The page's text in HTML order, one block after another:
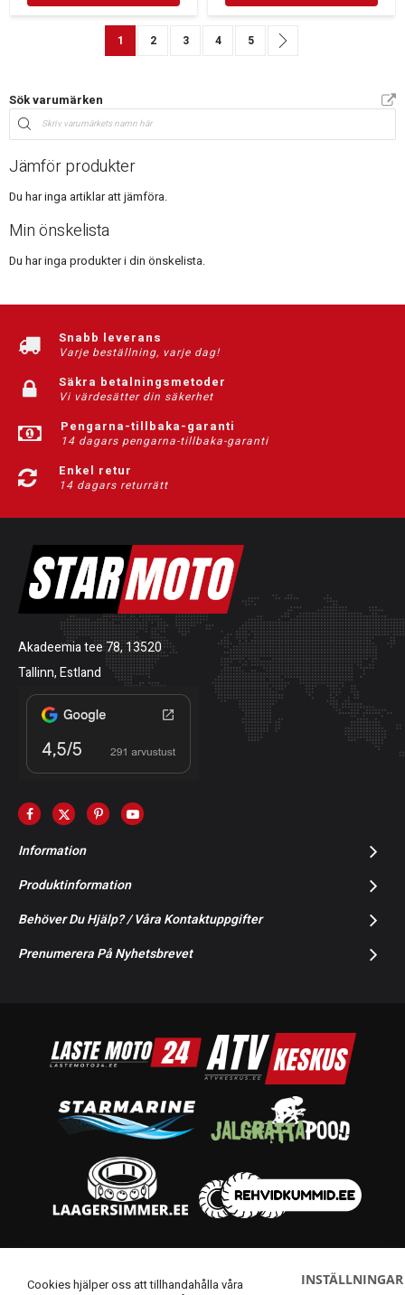
SidaYou're currently reading page
1 Sida
2 Sida
3 Sida
4 Sida
5
Sök varumärken
Jämför produkter
Du har inga artiklar att jämföra.
Min önskelista
Du har inga produkter i din önskelista.
Snabb leverans
Varje beställning, varje dag!
Säkra betalningsmetoder
Vi värdesätter din säkerhet
Pengarna-tillbaka-garanti
14 dagars pengarna-tillbaka-garanti
Enkel retur
14 dagars returrätt
Akadeemia tee 78, 13520
Tallinn, Estland
Information
Produktinformation
Behöver Du Hjälp? / Våra Kontaktuppgifter
Prenumerera På Nyhetsbrevet
Cookies hjälper oss att tillhandahålla våra
INSTÄLLNINGAR